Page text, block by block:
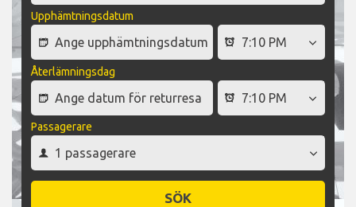
Upphämtningsdatum
Återlämningsdag
Passagerare
SÖK